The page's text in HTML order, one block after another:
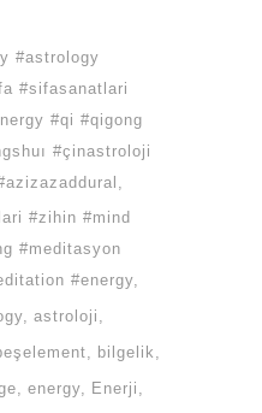
#astrology
#sifasanatlari
#qi #qigong
#çinastroloji
#zihin #mind
#meditasyon
#energy
astroloji
bilgelik
energy
Enerji